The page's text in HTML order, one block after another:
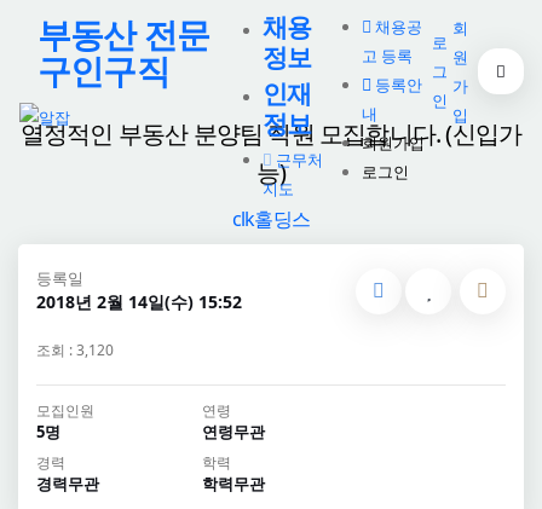
부동산 전문
구인구직
채용
정보
인재
정보
근무처
지도
채용공
고 등록
등록안
내
회원가입
로그인
로
그
인
회
원
가
입
열정적인 부동산 분양팀 직원 모집합니다. (신입가
능)
clk홀딩스
등록일
2018년 2월 14일(수) 15:52
조회 : 3,120
모집인원
5명
연령
연령무관
경력
경력무관
학력
학력무관